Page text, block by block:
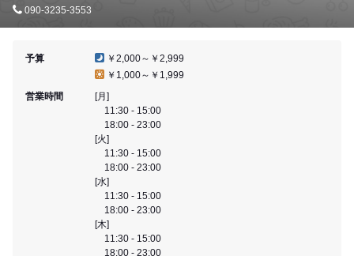
090-3235-3553
予算
￥2,000～￥2,999
￥1,000～￥1,999
営業時間
[月]
11:30 - 15:00
18:00 - 23:00
[火]
11:30 - 15:00
18:00 - 23:00
[水]
11:30 - 15:00
18:00 - 23:00
[木]
11:30 - 15:00
18:00 - 23:00